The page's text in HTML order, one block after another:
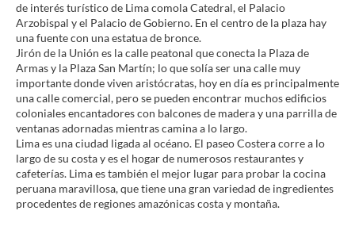
de interés turístico de Lima comola Catedral, el Palacio
Arzobispal y el Palacio de Gobierno. En el centro de la plaza hay
una fuente con una estatua de bronce.
Jirón de la Unión es la calle peatonal que conecta la Plaza de
Armas y la Plaza San Martín; lo que solía ser una calle muy
importante donde viven aristócratas, hoy en día es principalmente
una calle comercial, pero se pueden encontrar muchos edificios
coloniales encantadores con balcones de madera y una parrilla de
ventanas adornadas mientras camina a lo largo.
Lima es una ciudad ligada al océano. El paseo Costera corre a lo
largo de su costa y es el hogar de numerosos restaurantes y
cafeterías. Lima es también el mejor lugar para probar la cocina
peruana maravillosa, que tiene una gran variedad de ingredientes
procedentes de regiones amazónicas costa y montaña.